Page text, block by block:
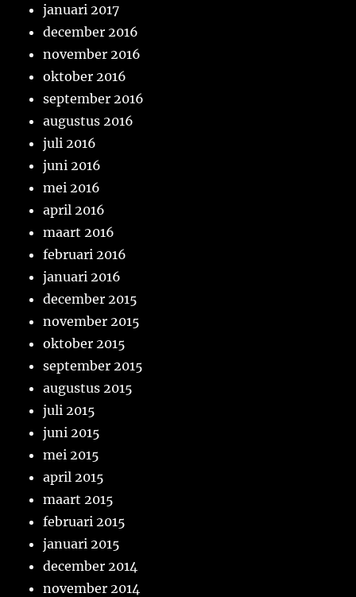
januari 2017
december 2016
november 2016
oktober 2016
september 2016
augustus 2016
juli 2016
juni 2016
mei 2016
april 2016
maart 2016
februari 2016
januari 2016
december 2015
november 2015
oktober 2015
september 2015
augustus 2015
juli 2015
juni 2015
mei 2015
april 2015
maart 2015
februari 2015
januari 2015
december 2014
november 2014